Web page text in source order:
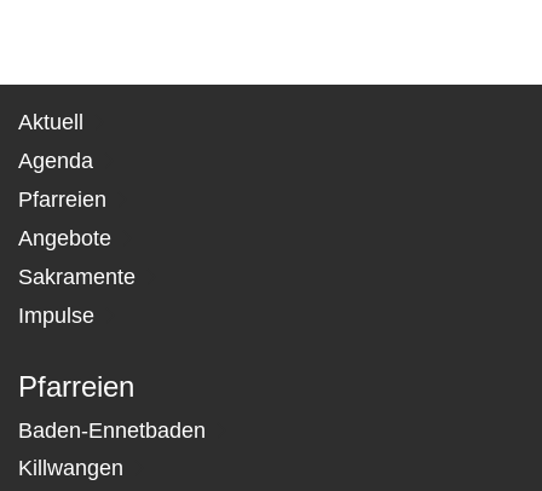
Aktuell
Agenda
Pfarreien
Angebote
Sakramente
Impulse
Pfarreien
Baden-Ennetbaden
Killwangen